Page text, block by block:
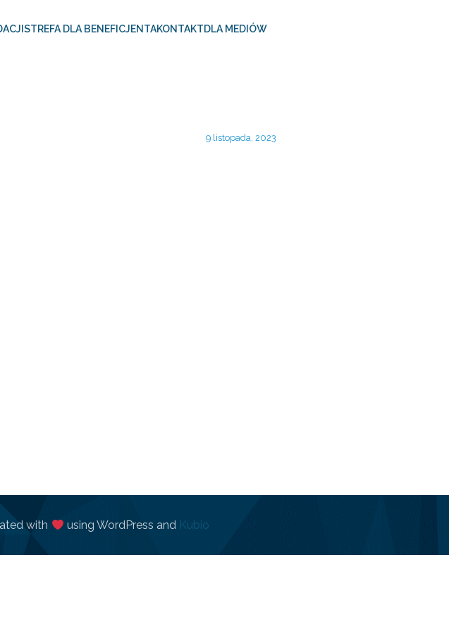
STREFA DLA BENEFICJENTAKONTAKTDLA MEDIÓW
9 listopada, 2023
with using WordPress and Kubio